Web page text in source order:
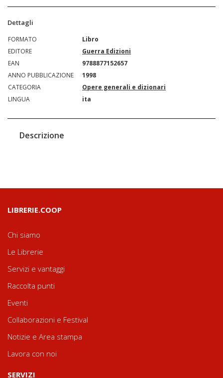
Dettagli
FORMATO
Libro
EDITORE
Guerra Edizioni
EAN
9788877152657
ANNO PUBBLICAZIONE
1998
CATEGORIA
Opere generali e dizionari
LINGUA
ita
Descrizione
LIBRERIE.COOP
Chi siamo
Le Librerie
Servizi e vantaggi
Raccolta punti
Eventi
Collaborazioni e Festival
Notizie e Area stampa
Lavora con noi
SERVIZI